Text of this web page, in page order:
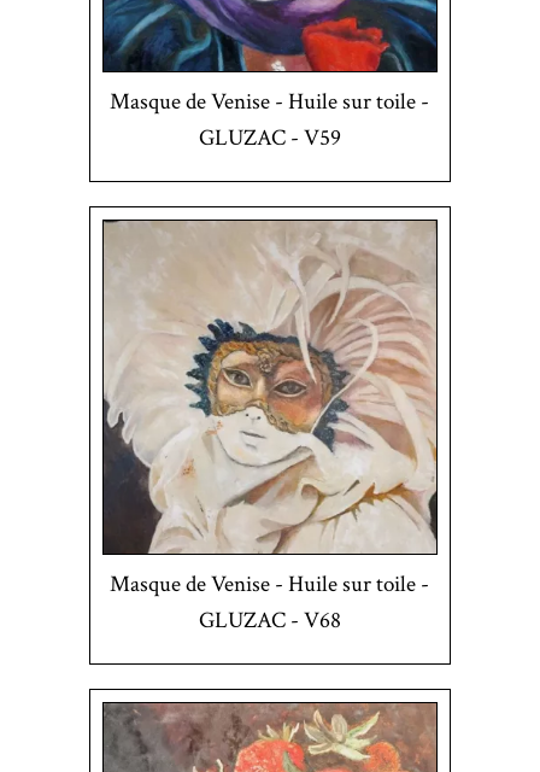
Masque de Venise - Huile sur toile -
GLUZAC - V59
Masque de Venise - Huile sur toile -
GLUZAC - V68